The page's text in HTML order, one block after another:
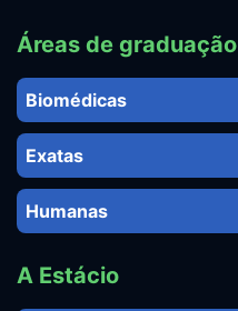
Áreas de
Biomédicas
Exatas
Humanas
A Estácio